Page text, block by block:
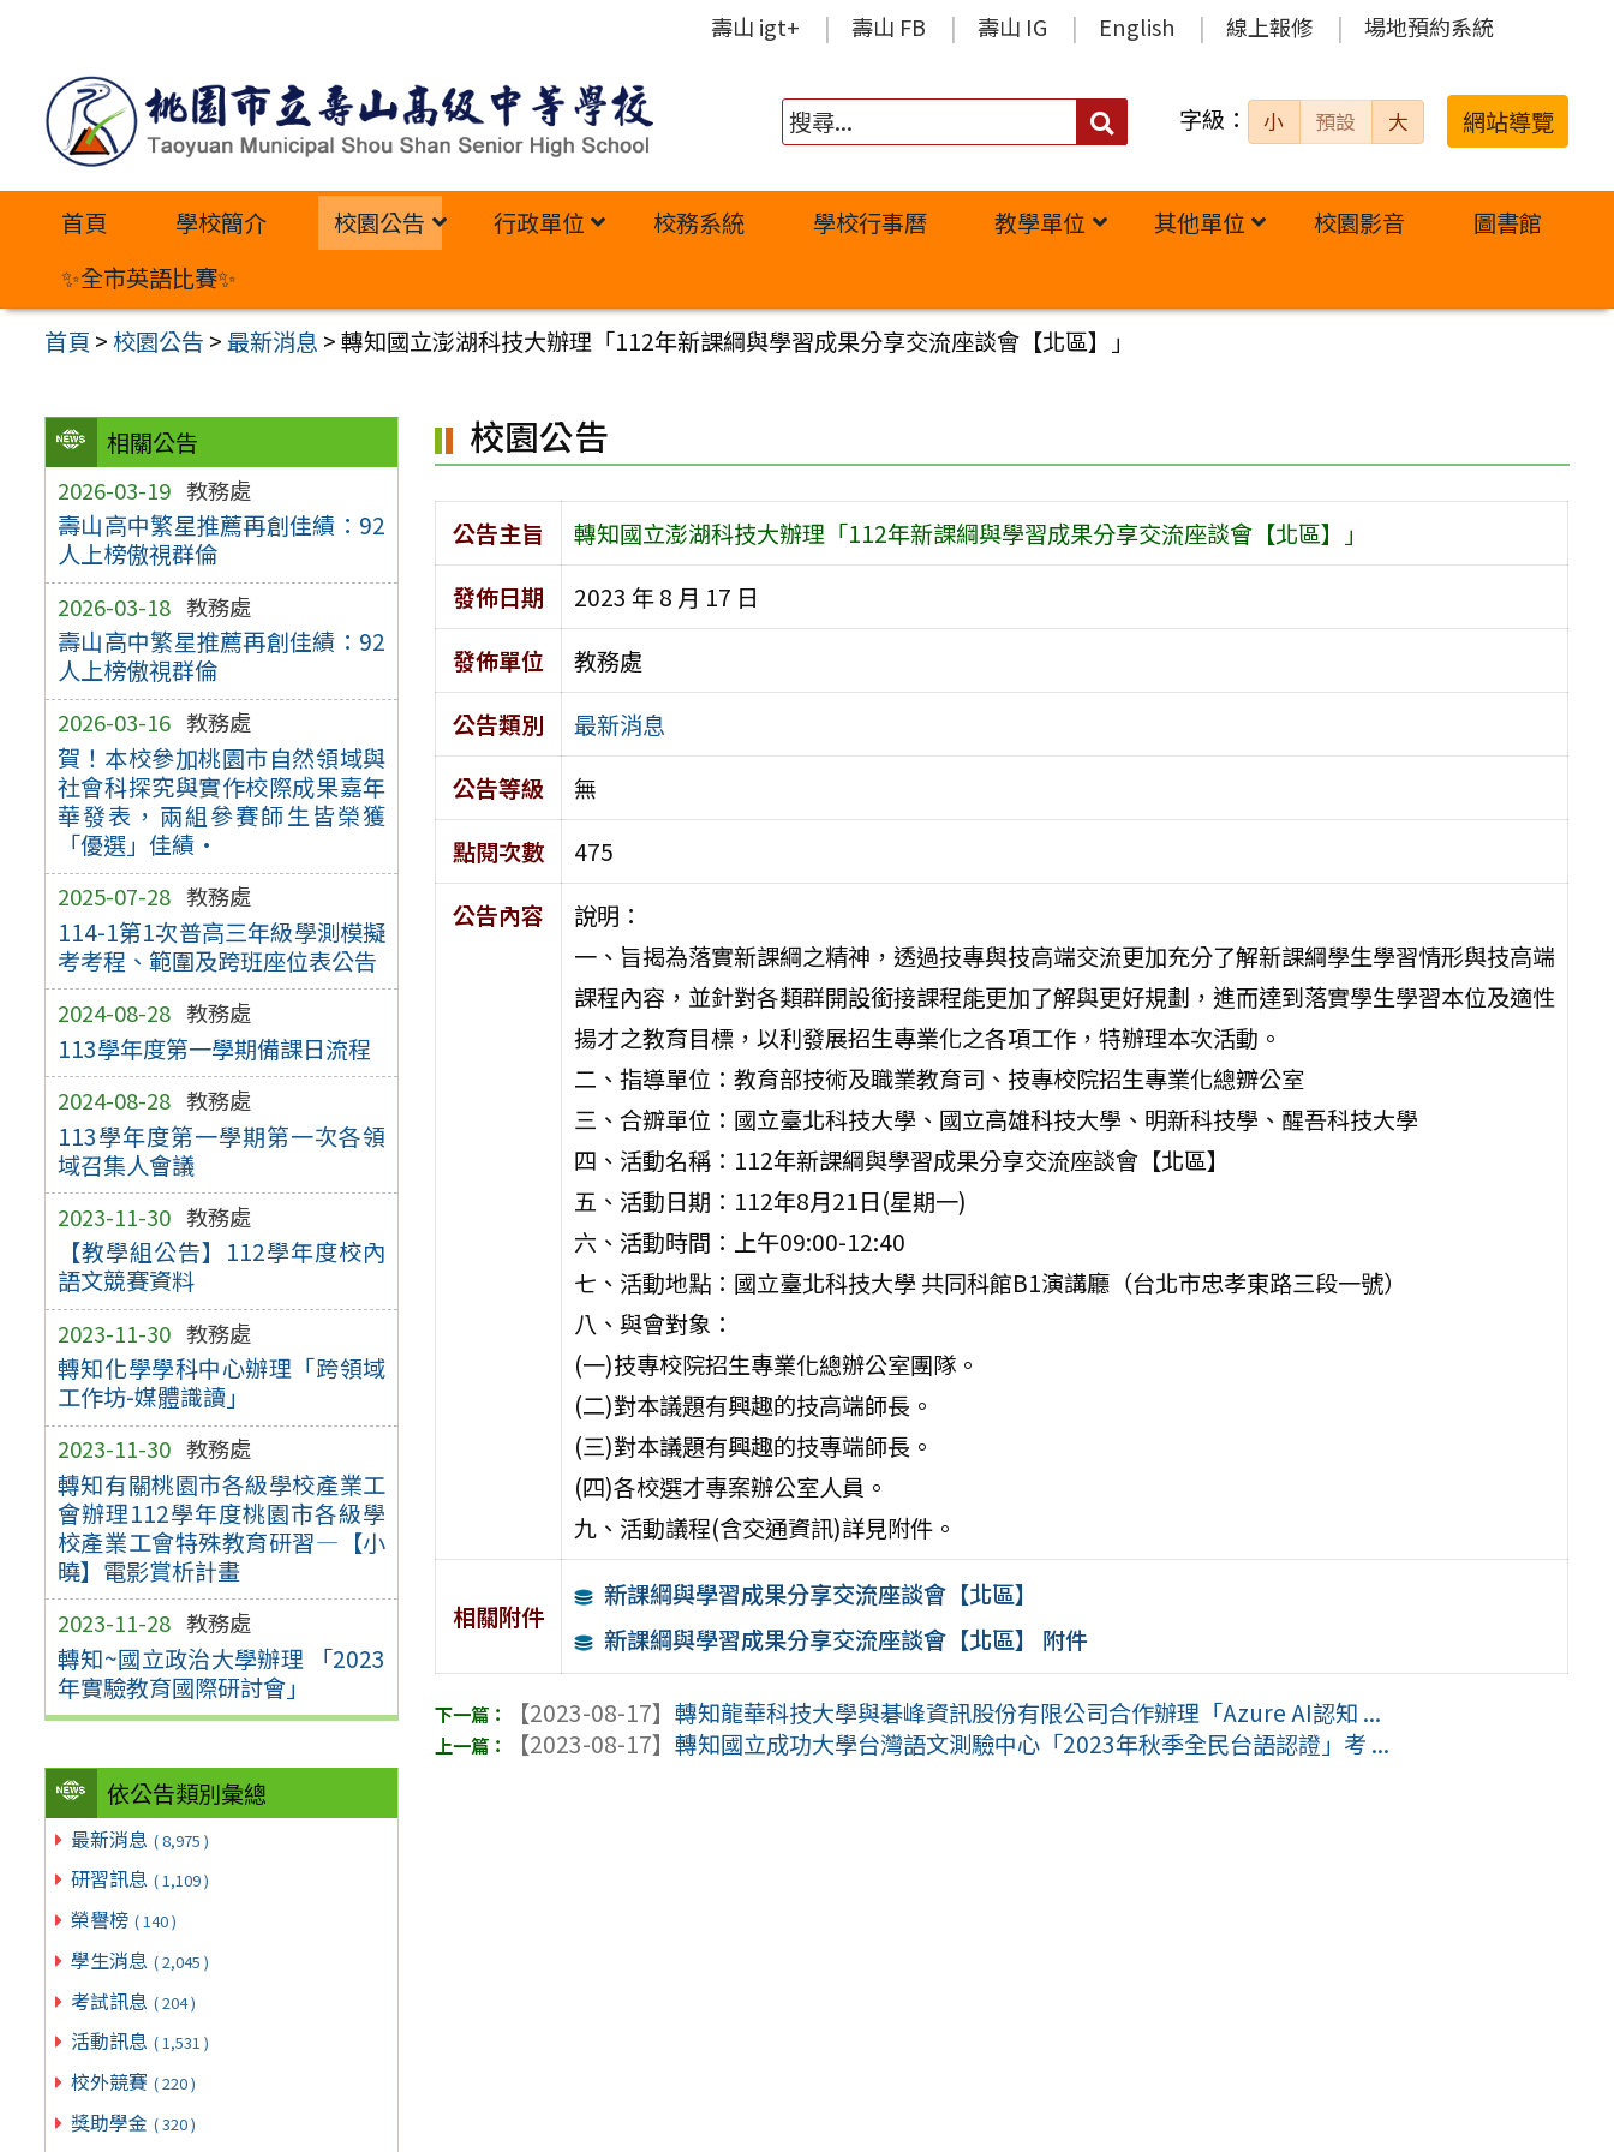
內
壽山 igt+ 壽山 FB 壽山 IG English 線上報修 場地預約系統
搜
字級： 小 預設 大 網站導覽
首頁 學校簡介 校園公告 行政單位 校務系統 學校行事曆 教學單位 其他單位 校園影音
圖書館
✨全市英語比賽✨
首頁 >校園公告 >最新消息 >轉知國立澎湖科技大辦理「112年新課綱與學習成果分享交流座談會【北區】」
相關公告
2026-03-19 教務處
壽山高中繁星推薦再創佳績：92
人上榜傲視群倫
2026-03-18 教務處
壽山高中繁星推薦再創佳績：92
人上榜傲視群倫
2026-03-16 教務處
賀！本校參加桃園市自然領域與
社會科探究與實作校際成果嘉年
華發表，兩組參賽師生皆榮獲
「優選」佳績·
2025-07-28 教務處
114-1第1次普高三年級學測模擬
考考程、範圍及跨班座位表公告
2024-08-28 教務處
113學年度第一學期備課日流程
2024-08-28 教務處
113學年度第一學期第一次各領
域召集人會議
2023-11-30 教務處
【教學組公告】112學年度校內
語文競賽資料
2023-11-30 教務處
轉知化學學科中心辦理「跨領域
工作坊-媒體識讀」
2023-11-30 教務處
轉知有關桃園市各級學校產業工
會辦理112學年度桃園市各級學
校產業工會特殊教育研習—【小
曉】電影賞析計畫
2023-11-28 教務處
轉知~國立政治大學辦理 「2023
年實驗教育國際研討會」
依公告類別彙總
最新消息 ( 8,975 )
研習訊息 ( 1,109 )
榮譽榜 ( 140 )
學生消息 ( 2,045 )
考試訊息 ( 204 )
活動訊息 ( 1,531 )
校外競賽 ( 220 )
獎助學金 ( 320 )
校園公告
公告主旨
轉知國立澎湖科技大辦理「112年新課綱與學習成果分享交流座談會【北區】」
發佈日期
2023 年 8 月 17 日
發佈單位
教務處
公告類別
最新消息
公告等級
無
點閱次數
475
公告內容
說明：
一、旨揭為落實新課綱之精神，透過技專與技高端交流更加充分了解新課綱學生學習情形與技高端
課程內容，並針對各類群開設銜接課程能更加了解與更好規劃，進而達到落實學生學習本位及適性
揚才之教育目標，以利發展招生專業化之各項工作，特辦理本次活動。
二、指導單位：教育部技術及職業教育司、技專校院招生專業化總辧公室
三、合辧單位：國立臺北科技大學、國立高雄科技大學、明新科技學、醒吾科技大學
四、活動名稱：112年新課綱與學習成果分享交流座談會【北區】
五、活動日期：112年8月21日(星期一)
六、活動時間：上午09:00-12:40
七、活動地點：國立臺北科技大學 共同科館B1演講廳（台北市忠孝東路三段一號）
八、與會對象：
(一)技專校院招生專業化總辦公室團隊。
(二)對本議題有興趣的技高端師長。
(三)對本議題有興趣的技專端師長。
(四)各校選才專案辦公室人員。
九、活動議程(含交通資訊)詳見附件。
相關附件
新課綱與學習成果分享交流座談會【北區】
新課綱與學習成果分享交流座談會【北區】 附件
【2023-08-17】轉知龍華科技大學與碁峰資訊股份有限公司合作辦理「Azure AI認知 ...
【2023-08-17】轉知國立成功大學台灣語文測驗中心「2023年秋季全民台語認證」考 ...